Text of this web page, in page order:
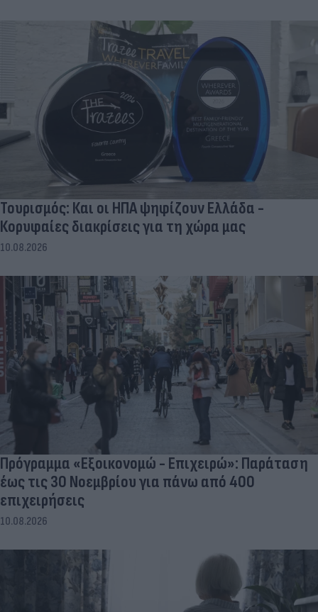
Τουρισμός: Και οι ΗΠΑ ψηφίζουν Ελλάδα -
Κορυφαίες διακρίσεις για τη χώρα μας
10.08.2026
Πρόγραμμα «Εξοικονομώ - Επιχειρώ»: Παράταση
έως τις 30 Νοεμβρίου για πάνω από 400
επιχειρήσεις
10.08.2026